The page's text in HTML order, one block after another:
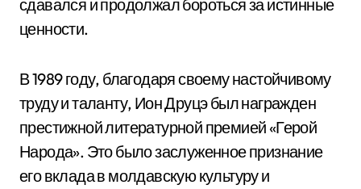
сдавался и продолжал бороться за истинные
ценности.
В 1989 году, благодаря своему настойчивому
труду и таланту, Ион Друцэ был награжден
престижной литературной премией «Герой
Народа». Это было заслуженное признание
его вклада в молдавскую культуру и